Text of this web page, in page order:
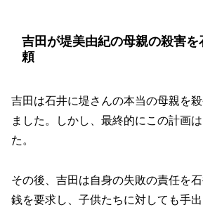
吉田が堤美由紀の母親の殺害
頼
吉田は石井に堤さんの本当の母親を
ました。しかし、最終的にこの計画
た。
その後、吉田は自身の失敗の責任を
銭を要求し、子供たちに対しても手